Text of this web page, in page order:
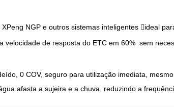
NGP e outros sistemas inteligentes ideal
velocidade de resposta do ETC em 60%  sem
0 COV, seguro para utilização imediata,
afasta a sujeira e a chuva, reduzindo a